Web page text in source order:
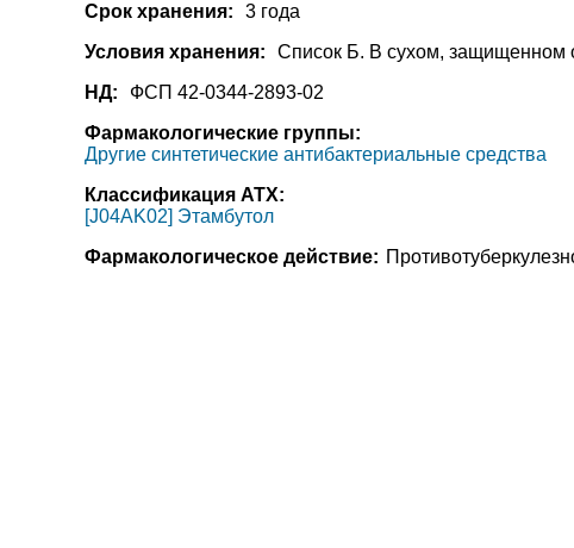
Срок хранения:
3 года
Условия хранения:
Список Б. В сухом, защищенном
НД:
ФСП 42-0344-2893-02
Фармакологические группы:
Другие синтетические антибактериальные средства
Классификация АТХ:
[J04AK02] Этамбутол
Фармакологическое действие: